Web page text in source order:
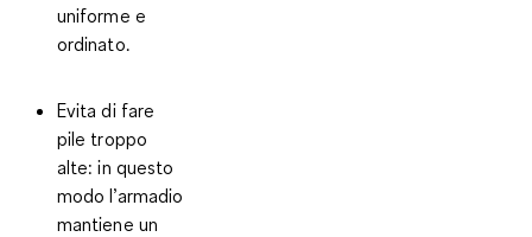
uniforme e
ordinato.
Evita di fare
pile troppo
alte: in questo
modo l’armadio
mantiene un